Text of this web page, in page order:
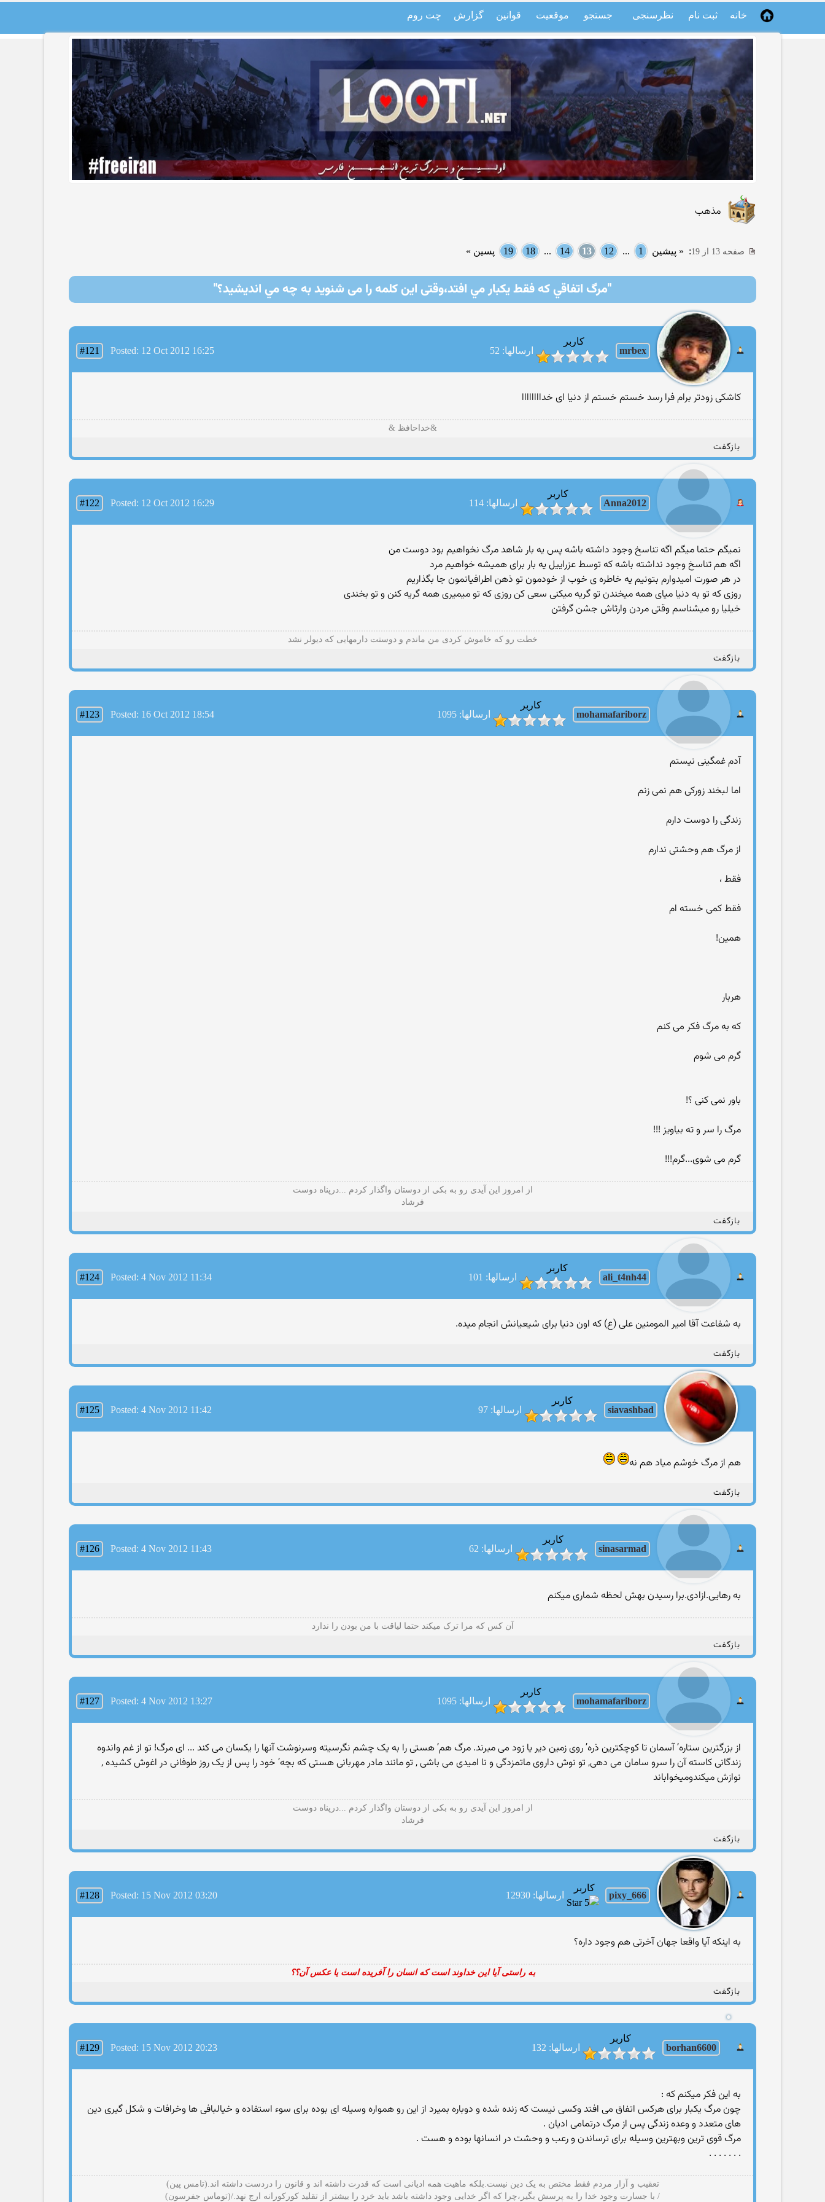
خانه ثبت نام نظرسنجی جستجو موقعیت قوانین گزارش چت روم
مذهب
صفحه 13 از 19 : « پیشین 1
...
12
13
14
...
18
19 پسین »
"مرگ اتفاقي كه فقط يكبار مي افتد،وقتی اين كلمه را می شنوید به چه مي انديشيد؟"
mrbex
کاربر
ارسالها: 52
#121 Posted: 12 Oct 2012 16:25
کاشکی زودتر برام فرا رسد خستم خستم از دنیا ای خداااااااا
&خداحافظ &
بازگفت
Anna2012
کاربر
ارسالها: 114
#122 Posted: 12 Oct 2012 16:29
نمیگم حتما میگم اگه تناسخ وجود داشته باشه پس یه بار شاهد مرگ نخواهیم بود دوست من
اگه هم تناسخ وجود نداشته باشه که توسط عزراییل یه بار برای همیشه خواهیم مرد
در هر صورت امیدوارم بتونیم یه خاطره ی خوب از خودمون تو ذهن اطرافیانمون جا بگذاریم
روزی که تو به دنیا میای همه میخندن تو گریه میکنی سعی کن روزی که تو میمیری همه گریه کنن و تو بخندی
خیلیا رو میشناسم وقتی مردن وارثاش جشن گرفتن
خطت رو که خاموش کردی من ماندم و دوستت دارمهایی که دیولر نشد
بازگفت
mohamafariborz
کاربر
ارسالها: 1095
#123 Posted: 16 Oct 2012 18:54
آدم غمگینی نیستم
اما لبخند زورکی هم نمی زنم
زندگی را دوست دارم
از مرگ هم وحشتی ندارم
فقط ،
فقط کمی خسته ام
همین!
هربار
که به مرگ فکر می کنم
گرم می شوم
باور نمی کنی ؟!
مرگ را سر و ته بیاویز !!!
گرم می شوی...گرم!!!
از امروز این آیدی رو به بکی از دوستان واگذار کردم ...درپناه دوست
فرشاد
بازگفت
ali_t4nh44
کاربر
ارسالها: 101
#124 Posted: 4 Nov 2012 11:34
به شفاعت آقا امیر المومنین علی (ع) که اون دنیا برای شیعیانش انجام میده.
بازگفت
siavashbad
کاربر
ارسالها: 97
#125 Posted: 4 Nov 2012 11:42
هم از مرگ خوشم میاد هم نه
بازگفت
sinasarmad
کاربر
ارسالها: 62
#126 Posted: 4 Nov 2012 11:43
به رهایی.ازادی.برا رسیدن بهش لحظه شماری میکنم
آن کس که مرا ترک میکند حتما لیاقت با من بودن را ندارد
بازگفت
mohamafariborz
کاربر
ارسالها: 1095
#127 Posted: 4 Nov 2012 13:27
از بزرگترین ستاره’ آسمان تا کوچکترین ذره’ روی زمین دیر یا زود می میرند. مرگ هم’ هستی را به یک چشم نگرسیته وسرنوشت آنها را یکسان می کند ... ای مرگ! تو از غم واندوه
زندگانی کاسته آن را سرو سامان می دهی, تو نوش داروی ماتمزدگی و نا امیدی می باشی , تو مانند مادر مهربانی هستی که بچه’ خود را پس از یک روز طوفانی در اغوش کشیده ,
نوازش میکندومیخواباند
از امروز این آیدی رو به بکی از دوستان واگذار کردم ...درپناه دوست
فرشاد
بازگفت
pixy_666
کاربر
ارسالها: 12930 #128 Posted: 15 Nov 2012 03:20
به اینکه آیا واقعا جهان آخرتی هم وجود داره؟
به راستی آیا این خداوند است که انسان را آفریده است یا عکس آن؟؟
بازگفت
borhan6600
کاربر
ارسالها: 132
#129 Posted: 15 Nov 2012 20:23
به این فکر میکنم که :
چون مرگ یکبار برای هرکس اتفاق می افتد وکسی نیست که زنده شده و دوباره بمیرد از این رو همواره وسیله ای بوده برای سوء استفاده و خیالبافی ها وخرافات و شکل گیری دین
های متعدد و وعده زندگی پس از مرگ درتمامی ادیان .
مرگ قوی ترین وبهترین وسیله برای ترساندن و رعب و وحشت در انسانها بوده و هست .
.‏ ‏. . . . . .
تعقیب و آزار مردم فقط مختص به یک دین نیست.بلکه ماهیت همه ادیانی است که قدرت داشته اند و قانون را دردست داشته اند.(تامس پین)
/ با جسارت وجود خدا را به پرسش بگیر،چرا که اگر خدایی وجود داشته باشد باید خرد را بیشتر از تقلید کورکورانه ارج نهد./(توماس جفرسون)